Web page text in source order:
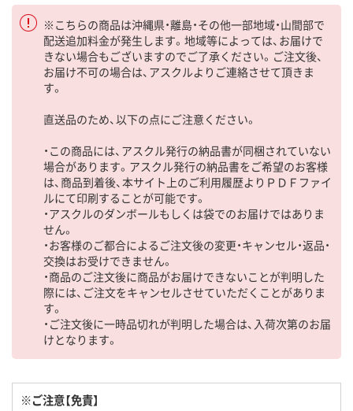
※こちらの商品は沖縄県・離島・その他一部地域・山間部で
配送追加料金が発生します。地域等によっては、お届けで
きない場合もございますのでご了承ください。ご注文後、
お届け不可の場合は、アスクルよりご連絡させて頂きま
す。
直送品のため、以下の点にご注意ください。
・この商品には、アスクル発行の納品書が同梱されていない
場合があります。アスクル発行の納品書をご希望のお客様
は、商品到着後、本サイト上のご利用履歴よりＰＤＦファイ
ルにて印刷することが可能です。
・アスクルのダンボールもしくは袋でのお届けではありま
せん。
・お客様のご都合によるご注文後の変更・キャンセル・返品・
交換はお受けできません。
・商品のご注文後に商品がお届けできないことが判明した
際には、ご注文をキャンセルさせていただくことがありま
す。
・ご注文後に一時品切れが判明した場合は、入荷次第のお届
けとなります。
※ご注意【免責】